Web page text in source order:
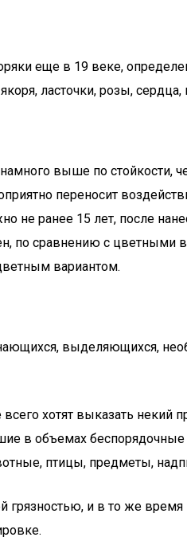
еще в 19 веке,
ласточки, розы,
выше по стойкости,
переносит
не ранее 15 лет, после
по сравнению с цветными
вариантом.
выделяющихся,
всего хотят выказать
в объемах беспорядочные
птицы, предметы,
грязностью, и в то же